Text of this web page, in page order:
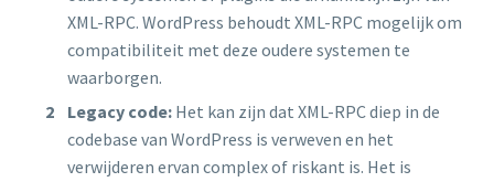
XML-RPC. WordPress behoudt XML-RPC mogelijk om
compatibiliteit met deze oudere systemen te
waarborgen.
Legacy code: Het kan zijn dat XML-RPC diep in de
codebase van WordPress is verweven en het
verwijderen ervan complex of riskant is. Het is